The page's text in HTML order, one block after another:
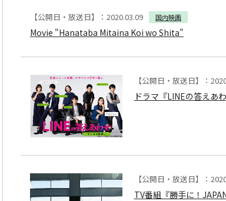
【公開日・放送日】：2020.03.09 国内映画
Movie "Hanataba Mitaina Koi wo Shita"
【公開日・放送日】：
ドラマ『LINEの答えあ
【公開日・放送日】：
TV番組『勝手に！